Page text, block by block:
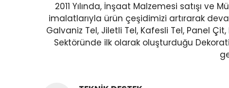
2011 Yılında, İnşaat Malzemesi satışı ve
imalatlarıyla ürün çeşidimizi artırarak
Galvaniz Tel, Jiletli Tel, Kafesli Tel, Panel
Sektöründe ilk olarak oluşturduğu